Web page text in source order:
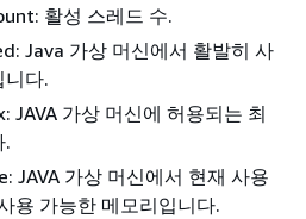
활성 스레드 수.
Java 가상 머신에서 활발히 사
니다.
JAVA 가상 머신에 허용되는 최
.
JAVA 가상 머신에서 현재 사용
용 가능한 메모리입니다.